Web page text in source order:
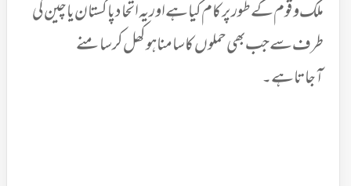
ملک و قوم کے طور پر کام کیا ہے اور یہ اتحاد پاکستان یا چین کی
طرف سے جب بھی حملوں کا سامنا ہو کھل کر سامنے
آجاتاہے۔